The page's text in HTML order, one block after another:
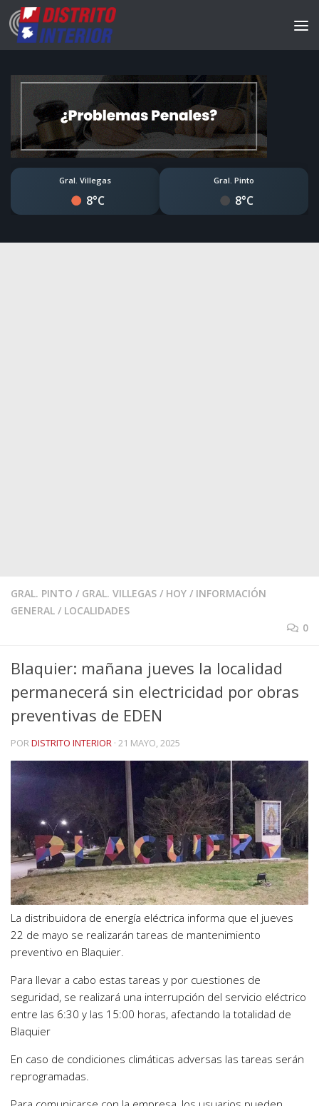
Gral. Villegas
8°C
Gral. Pinto
8°C
GRAL. PINTO / GRAL. VILLEGAS / HOY / INFORMACIÓN
GENERAL / LOCALIDADES
0
Blaquier: mañana jueves la localidad
permanecerá sin electricidad por obras
preventivas de EDEN
PORDISTRITO INTERIOR · 21 MAYO, 2025
La distribuidora de energía eléctrica informa que el jueves
22 de mayo se realizarán tareas de mantenimiento
preventivo en Blaquier.
Para llevar a cabo estas tareas y por cuestiones de
seguridad, se realizará una interrupción del servicio eléctrico
entre las 6:30 y las 15:00 horas, afectando la totalidad de
Blaquier
En caso de condiciones climáticas adversas las tareas serán
reprogramadas.